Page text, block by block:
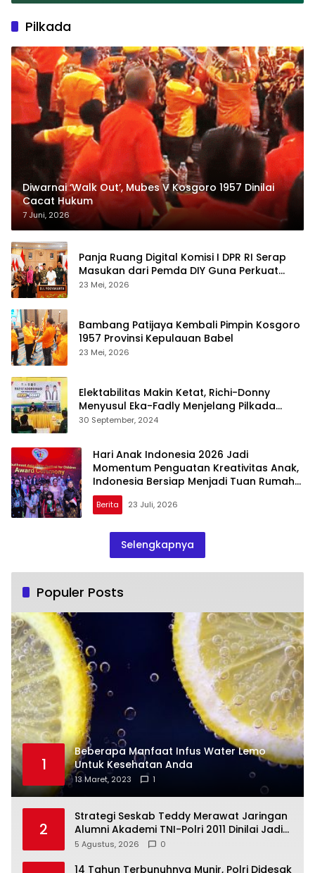
Mengalir ke PT IBUV
Tuntas
Pilkada
Diwarnai ‘Walk Out’, Mubes V Kosgoro 1957 Dinilai
Cacat Hukum
7 Juni, 2026
Panja Ruang Digital Komisi I DPR RI Serap
Masukan dari Pemda DIY Guna Perkuat
Kebijakan
23 Mei, 2026
Bambang Patijaya Kembali Pimpin Kosgoro
1957 Provinsi Kepulauan Babel
23 Mei, 2026
Elektabilitas Makin Ketat, Richi-Donny
Menyusul Eka-Fadly Menjelang Pilkada
Tanah Datar
30 September, 2024
Hari Anak Indonesia 2026 Jadi
Momentum Penguatan Kreativitas Anak,
Indonesia Bersiap Menjadi Tuan Rumah
SEAVFC 2027
Berita 23 Juli, 2026
Selengkapnya
Populer Posts
1
Beberapa Manfaat Infus Water Lemo
Untuk Kesehatan Anda
13 Maret, 2023 1
2
Strategi Seskab Teddy Merawat Jaringan
Alumni Akademi TNI-Polri 2011 Dinilai Jadi
“Masterclass” Membangun Loyalitas
5 Agustus, 2026 0
14 Tahun Terbunuhnya Munir, Polri Didesak